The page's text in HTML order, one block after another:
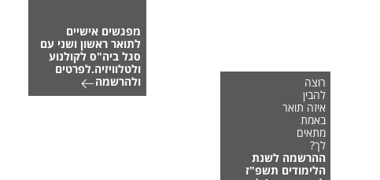
רוצה
להבין
איזה תואר
באמת
מתאים
לך?
ההרשמה לשנת
הלימודים תשפ"ז
מפגשים אישיים
לתואר ראשון ושני עם
סגל ביה"ס לקולנוע
ולטלוויזיה.לפרטים
ולהרשמה